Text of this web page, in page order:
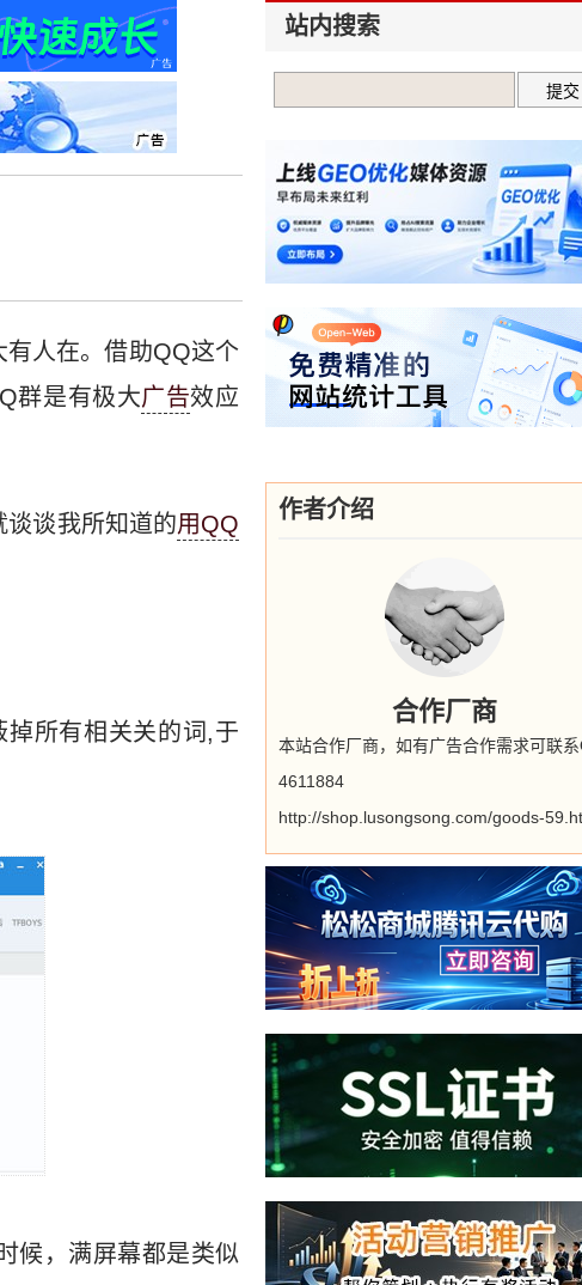
有人在。借助QQ这个
群是有极大广告效应
谈谈我所知道的用QQ
掉所有相关关的词,于
候，满屏幕都是类似
站内搜索
作者介绍
合作厂商
本站合作厂商，如有广告合作需求可联
4611884
http://shop.lusongsong.com/goods-